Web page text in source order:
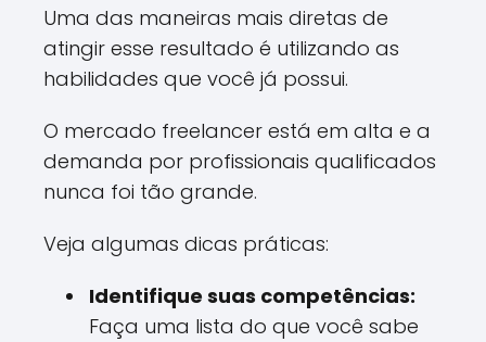
Uma das maneiras mais diretas de
atingir esse resultado é utilizando as
habilidades que você já possui.
O mercado freelancer está em alta e a
demanda por profissionais qualificados
nunca foi tão grande.
Veja algumas dicas práticas:
Identifique suas competências:
Faça uma lista do que você sabe